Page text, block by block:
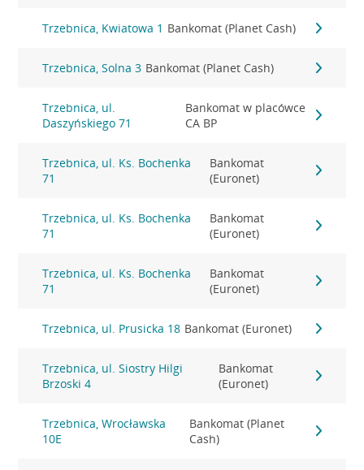
Trzebnica, Kwiatowa 1 Bankomat (Planet Cash)
Trzebnica, Solna 3 Bankomat (Planet Cash)
Trzebnica, ul.
Daszyńskiego 71
Bankomat w placówce
CA BP
Trzebnica, ul. Ks. Bochenka
71
Bankomat
(Euronet)
Trzebnica, ul. Ks. Bochenka
71
Bankomat
(Euronet)
Trzebnica, ul. Ks. Bochenka
71
Bankomat
(Euronet)
Trzebnica, ul. Prusicka 18 Bankomat (Euronet)
Trzebnica, ul. Siostry Hilgi
Brzoski 4
Bankomat
(Euronet)
Trzebnica, Wrocławska
10E
Bankomat (Planet
Cash)